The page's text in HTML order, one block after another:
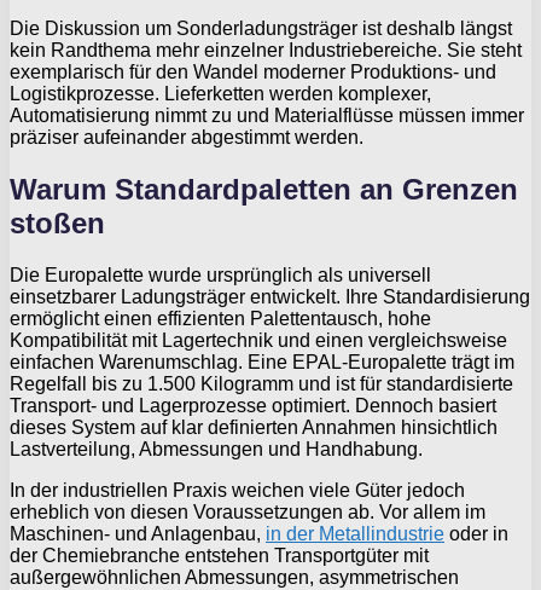
Die Diskussion um Sonderladungsträger ist deshalb längst
kein Randthema mehr einzelner Industriebereiche. Sie steht
exemplarisch für den Wandel moderner Produktions- und
Logistikprozesse. Lieferketten werden komplexer,
Automatisierung nimmt zu und Materialflüsse müssen immer
präziser aufeinander abgestimmt werden.
Warum Standardpaletten an Grenzen
stoßen
Die Europalette wurde ursprünglich als universell
einsetzbarer Ladungsträger entwickelt. Ihre Standardisierung
ermöglicht einen effizienten Palettentausch, hohe
Kompatibilität mit Lagertechnik und einen vergleichsweise
einfachen Warenumschlag. Eine EPAL-Europalette trägt im
Regelfall bis zu 1.500 Kilogramm und ist für standardisierte
Transport- und Lagerprozesse optimiert. Dennoch basiert
dieses System auf klar definierten Annahmen hinsichtlich
Lastverteilung, Abmessungen und Handhabung.
In der industriellen Praxis weichen viele Güter jedoch
erheblich von diesen Voraussetzungen ab. Vor allem im
Maschinen- und Anlagenbau, in der Metallindustrie oder in
der Chemiebranche entstehen Transportgüter mit
außergewöhnlichen Abmessungen, asymmetrischen